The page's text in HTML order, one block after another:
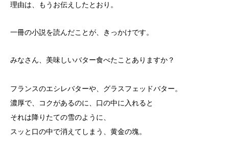
理由は、もうお伝えしたとおり。
一冊の小説を読んだことが、きっかけです。
みなさん、美味しいバター食べたことありますか？
フランスのエシレバターや、グラスフェッドバター。
濃厚で、コクがあるのに、口の中に入れると
それは降りたての雪のように、
スッと口の中で消えてしまう、黄金の塊。